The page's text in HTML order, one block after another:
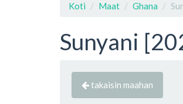
Koti Maat Ghana
Sunyani
takaisin maahan